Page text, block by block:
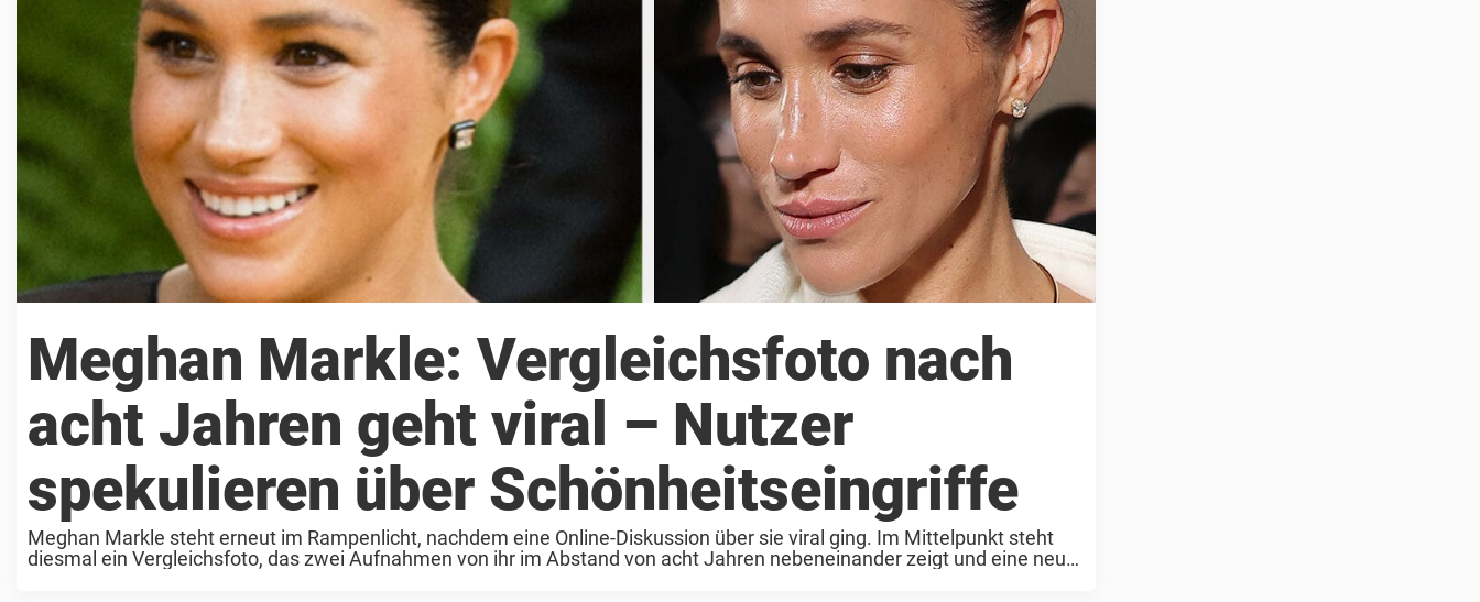
Meghan Markle: Vergleichsfoto nach
acht Jahren geht viral – Nutzer
spekulieren über Schönheitseingriffe
Meghan Markle steht erneut im Rampenlicht, nachdem eine Online-Diskussion über sie viral ging. Im Mittelpunkt steht
diesmal ein Vergleichsfoto, das zwei Aufnahmen von ihr im Abstand von acht Jahren nebeneinander zeigt und eine neue